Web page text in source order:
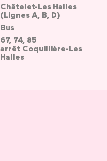
Châtelet-Les Halles
(Lignes A, B, D)
Bus
67, 74, 85
arrêt Coquillière-Les
Halles